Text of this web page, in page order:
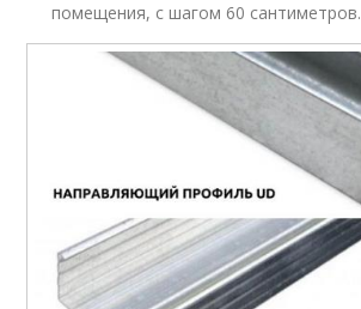
помещения, с шагом 60 сантиметров.